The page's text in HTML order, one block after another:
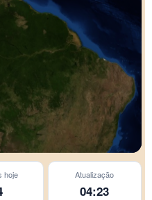
hoje Atualização
04:23